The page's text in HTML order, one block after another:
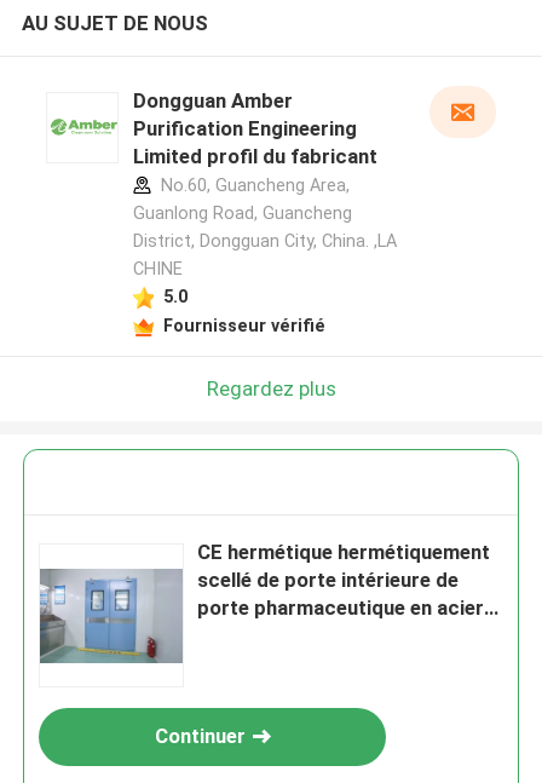
AU SUJET DE NOUS
Dongguan Amber
Purification Engineering
Limited profil du fabricant
No.60, Guancheng Area,
Guanlong Road, Guancheng
District, Dongguan City, China. ,LA
CHINE
5.0
Fournisseur vérifié
Regardez plus
CE hermétique hermétiquement
scellé de porte intérieure de
porte pharmaceutique en acier
Continuer